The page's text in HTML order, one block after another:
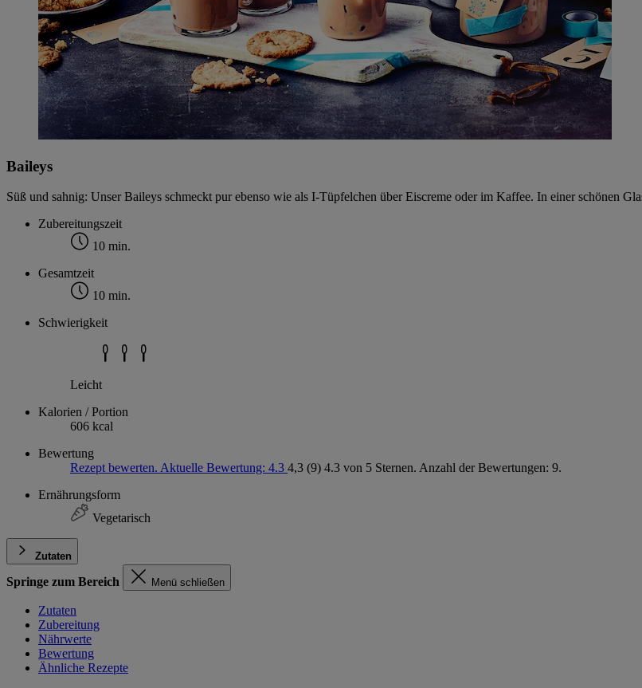
Baileys
Süß und sahnig: Unser Baileys schmeckt pur ebenso wie als I-Tüpfelchen über Eiscreme oder im Kaffee. In einer schönen
Zubereitungszeit
10 min.
Gesamtzeit
10 min.
Schwierigkeit
Leicht
Kalorien / Portion
606 kcal
Bewertung
Rezept bewerten. Aktuelle Bewertung: 4.3 4,3 (9) 4.3 von 5 Sternen. Anzahl der Bewertungen: 9.
Ernährungsform
Vegetarisch
Zutaten
Springe zum Bereich Menü schließen
Zutaten
Zubereitung
Nährwerte
Bewertung
Ähnliche Rezepte